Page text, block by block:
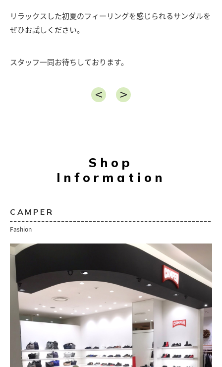
リラックスした初夏のフィーリングを感じられるサンダルを
ぜひお試しください。
スタッフ一同お待ちしております。
Shop
Information
CAMPER
Fashion